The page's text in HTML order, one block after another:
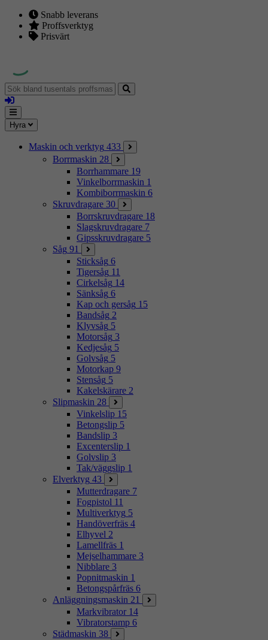
Snabb leverans
Proffsverktyg
Prisvärt
Sök
bland
tusentals
proffsmaskiner
Logga
in
Mina
sidor
Meny
Hyra
Maskin och verktyg 433
Borrmaskin 28
Borrhammare 19
Vinkelborrmaskin 1
Kombiborrmaskin 6
Skruvdragare 30
Borrskruvdragare 18
Slagskruvdragare 7
Gipsskruvdragare 5
Såg 91
Sticksåg 6
Tigersåg 11
Cirkelsåg 14
Sänksåg 6
Kap och gersåg 15
Bandsåg 2
Klyvsåg 5
Motorsåg 3
Kedjesåg 5
Golvsåg 5
Motorkap 9
Stensåg 5
Kakelskärare 2
Slipmaskin 28
Vinkelslip 15
Betongslip 5
Bandslip 3
Excenterslip 1
Golvslip 3
Tak/väggslip 1
Elverktyg 43
Mutterdragare 7
Fogpistol 11
Multiverktyg 5
Handöverfräs 4
Elhyvel 2
Lamellfräs 1
Mejselhammare 3
Nibblare 3
Popnitmaskin 1
Betongspårfräs 6
Anläggningsmaskin 21
Markvibrator 14
Vibratorstamp 6
Städmaskin 38